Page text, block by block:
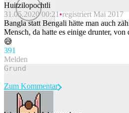
Beitrag melden
Huitzilopochtli
31.05.2020 00:21 registriert Mai 2017
Bangla statt Bengali hätte man auch
Mensch, da hatte es einige drunter,
😅
391
Melden
Zum Kommentar